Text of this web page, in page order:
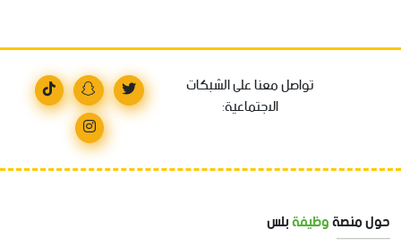
تواصل معنا على الشبكات
الاجتماعية:
حول منصةوظيفةبلس